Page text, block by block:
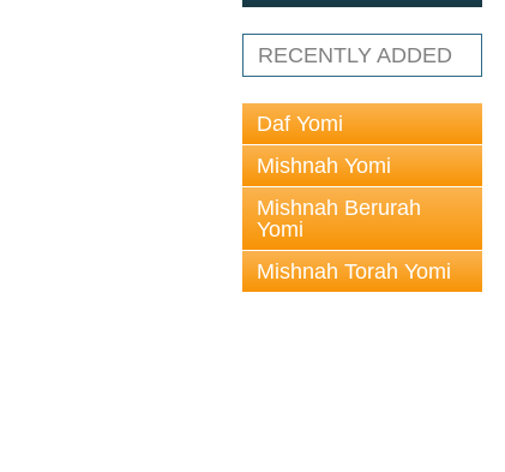
RECENTLY ADDED
Daf Yomi
Mishnah Yomi
Mishnah Berurah
Yomi
Mishnah Torah Yomi